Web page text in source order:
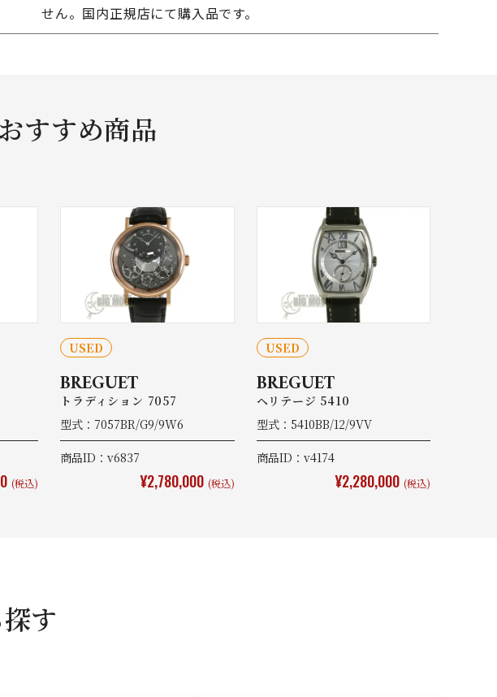
せん。国内正規店にて購入品です。
すすめ商品
(税込)
USED
BREGUET
トラディション 7057
型式：7057BR/G9/9W6
商品ID：v6837
¥2,780,000 (税込)
USED
BREGUET
ヘリテージ 5410
型式：5410BB/12/9VV
商品ID：v4174
¥2,280,000 (税込)
す